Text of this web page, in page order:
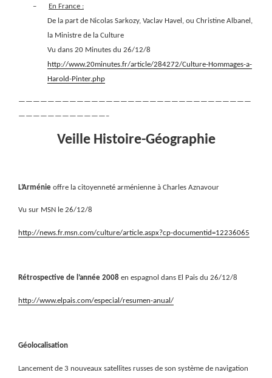
–
En France :
De la part de Nicolas Sarkozy, Vaclav Havel, ou Christine Albanel,
la Ministre de la Culture
Vu dans 20 Minutes du 26/12/8
http://www.20minutes.fr/article/284272/Culture-Hommages-a-
Harold-Pinter.php
————————————————————————————————
————————————–
Veille Histoire-Géographie
L’Arménie offre la citoyenneté arménienne à Charles Aznavour
Vu sur MSN le 26/12/8
http://news.fr.msn.com/culture/article.aspx?cp-documentid=12236065
Rétrospective de l’année 2008 en espagnol dans El Pais du 26/12/8
http://www.elpais.com/especial/resumen-anual/
Géolocalisation
Lancement de 3 nouveaux satellites russes de son système de navigation